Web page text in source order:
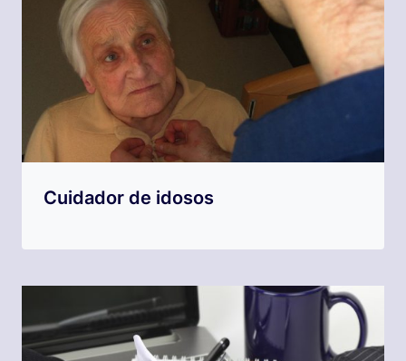
Cuidador de idosos